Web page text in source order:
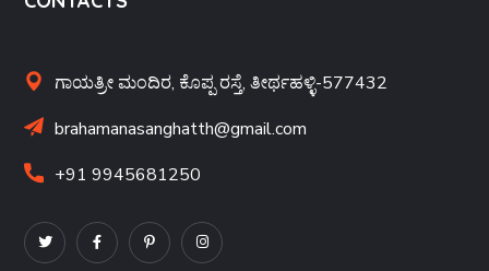
ಗಾಯತ್ರೀ ಮಂದಿರ, ಕೊಪ್ಪ ರಸ್ತೆ, ತೀರ್ಥಹಳ್ಳಿ-577432
brahamanasanghatth@gmail.com
+91 9945681250